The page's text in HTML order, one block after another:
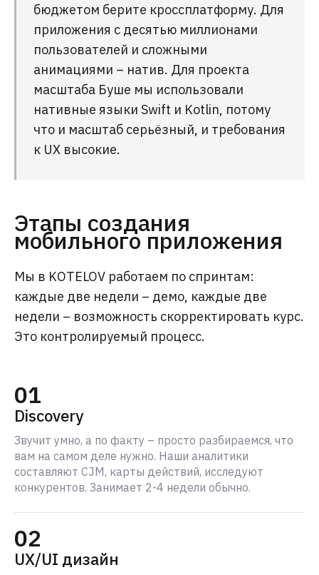
бюджетом берите кроссплатформу. Для
приложения с десятью миллионами
пользователей и сложными
анимациями – натив. Для проекта
масштаба Буше мы использовали
нативные языки Swift и Kotlin, потому
что и масштаб серьёзный, и требования
к UX высокие.
Этапы создания
мобильного приложения
Мы в KOTELOV работаем по спринтам:
каждые две недели – демо, каждые две
недели – возможность скорректировать курс.
Это контролируемый процесс.
01
Discovery
Звучит умно, а по факту – просто разбираемся, что
вам на самом деле нужно. Наши аналитики
составляют CJM, карты действий, исследуют
конкурентов. Занимает 2-4 недели обычно.
02
UX/UI дизайн